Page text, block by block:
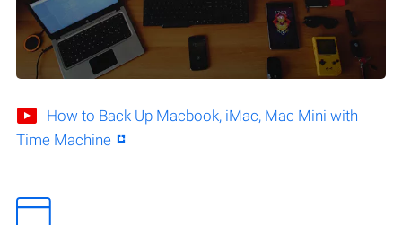
How to Back Up Macbook, iMac, Mac Mini with
Time Machine